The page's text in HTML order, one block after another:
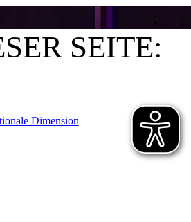
SEITE:
Dimension